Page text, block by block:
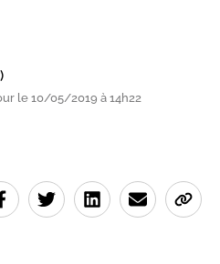
le 10/05/2019 à 14h22